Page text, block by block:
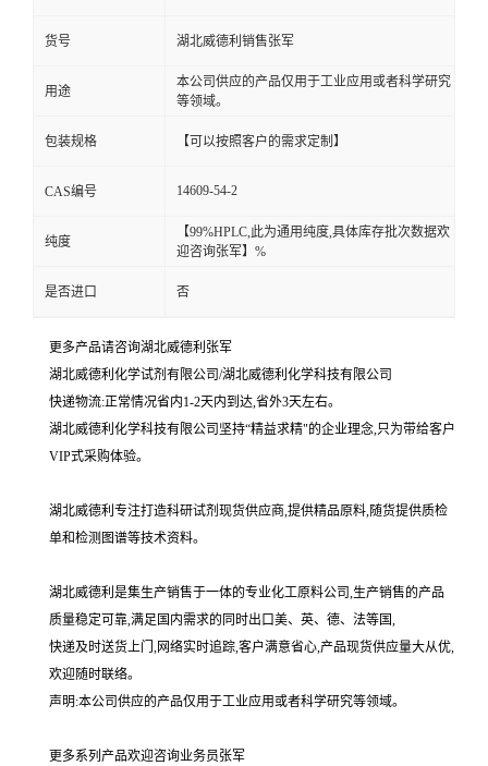
货号 湖北威德利销售张军
用途
本公司供应的产品仅用于工业应用或者科学研究
等领域。
包装规格 【可以按照客户的需求定制】
CAS编号 14609-54-2
纯度
【99%HPLC,此为通用纯度,具体库存批次数据欢
迎咨询张军】%
是否进口 否
更多产品请咨询湖北威德利张军
湖北威德利化学试剂有限公司/湖北威德利化学科技有限公司
快递物流:正常情况省内1-2天内到达,省外3天左右。
湖北威德利化学科技有限公司坚持“精益求精"的企业理念,只为带给客户
VIP式采购体验。
湖北威德利专注打造科研试剂现货供应商,提供精品原料,随货提供质检
单和检测图谱等技术资料。
湖北威德利是集生产销售于一体的专业化工原料公司,生产销售的产品
质量稳定可靠,满足国内需求的同时出口美、英、德、法等国,
快递及时送货上门,网络实时追踪,客户满意省心,产品现货供应量大从优,
欢迎随时联络。
声明:本公司供应的产品仅用于工业应用或者科学研究等领域。
更多系列产品欢迎咨询业务员张军